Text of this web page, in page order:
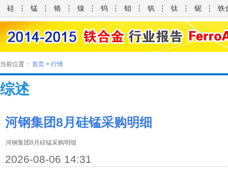
硅 锰 铬 镍 钨 钼 钒 钛 铌 铁
当前位置： 首页 > 行情
综述
河钢集团8月硅锰采购明细
河钢集团8月硅锰采购明细
2026-08-06 14:31